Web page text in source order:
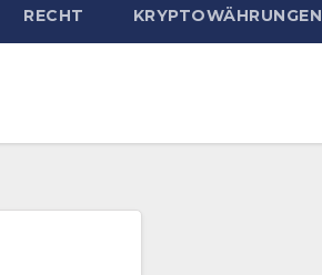
RECHT KRYPTOWÄHRUNGEN